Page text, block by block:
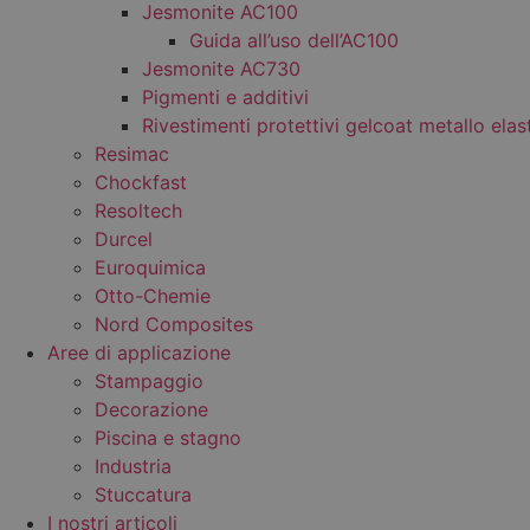
Jesmonite AC100
Guida all’uso dell’AC100
Jesmonite AC730
Pigmenti e additivi
Rivestimenti protettivi gelcoat metallo
Resimac
Chockfast
Resoltech
Durcel
Euroquimica
Otto-Chemie
Nord Composites
Aree di applicazione
Stampaggio
Decorazione
Piscina e stagno
Industria
Stuccatura
I nostri articoli